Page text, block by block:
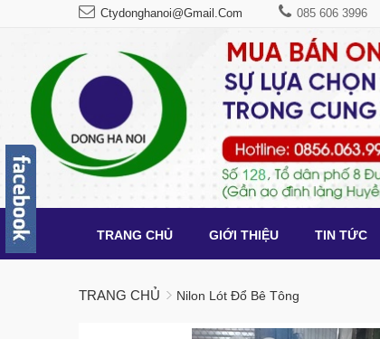
Ctydonghanoi@gmail.com 085 606 3996
TRANG CHỦ GIỚI THIỆU TIN TỨC
TRANG CHỦ Nilon Lót Đổ Bê Tông